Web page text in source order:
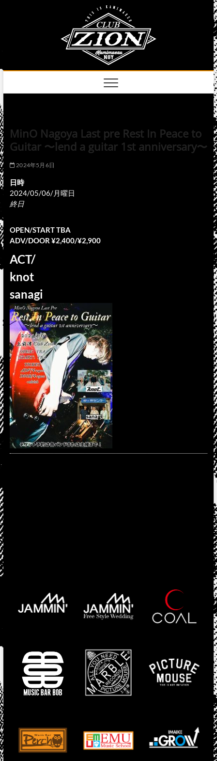
MinO Nagoya Last pre Rest In Peace to
Guitar 〜lend a guitar 1st anniversary〜
2024年5月6日
日時
2024/05/06/月曜日
終日
OPEN/START TBA
ADV/DOOR ¥2,400/¥2,900
ACT/
knot
sanagi